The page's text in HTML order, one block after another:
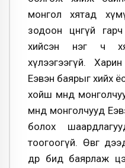
монгол хятад
зодоон цөөнгүй
хийсэн нэг ч
хүлээгээгүй.
Еэвэн баярыг хийх
хойш өмнөд
өмнөд монголчууд
болох
тоогоогүй. Өвөг
өдөр бид баярлаж